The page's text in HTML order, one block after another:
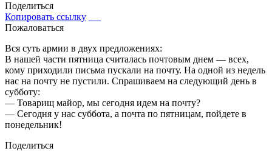
Поделиться
Копировать ссылку
Пожаловаться
Вся суть армии в двух предложениях:
В нашей части пятница считалась почтовым днем — всех,
кому приходили письма пускали на почту. На одной из недель
нас на почту не пустили. Спрашиваем на следующий день в
субботу:
— Товарищ майор, мы сегодня идем на почту?
— Сегодня у нас суббота, а почта по пятницам, пойдете в
понедельник!
Поделиться